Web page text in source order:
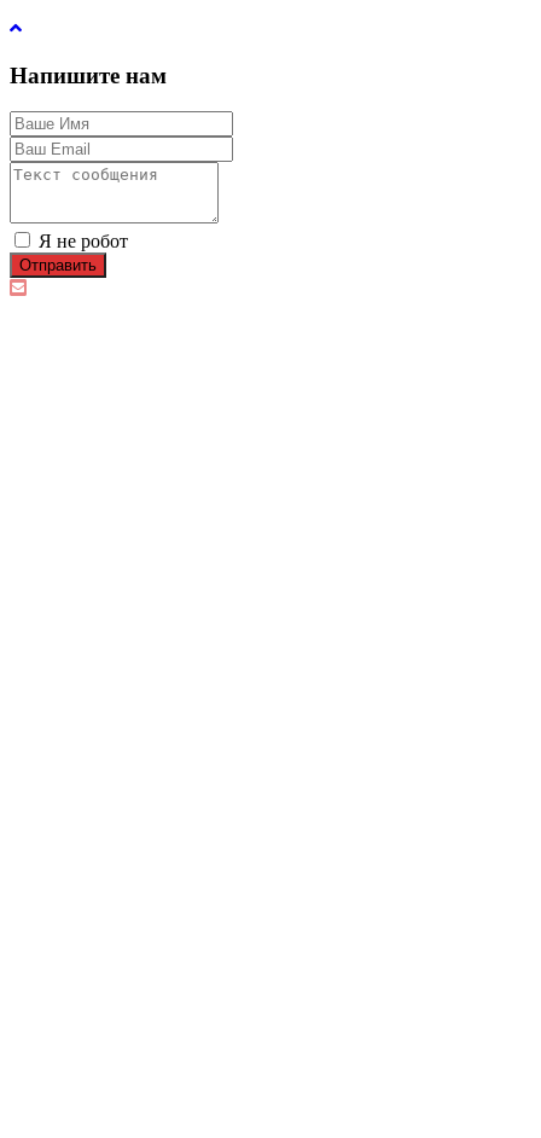
Напишите нам
Я не робот
Отправить